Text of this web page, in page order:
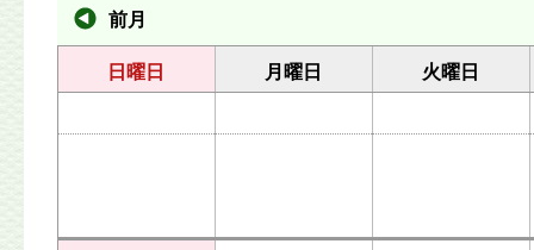
前月
日曜日 月曜日 火曜日